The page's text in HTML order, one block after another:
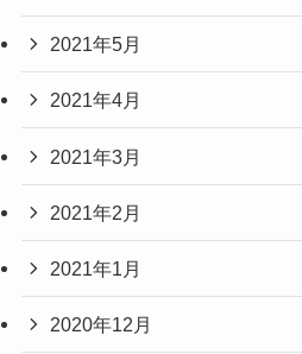
2021年5月
2021年4月
2021年3月
2021年2月
2021年1月
2020年12月